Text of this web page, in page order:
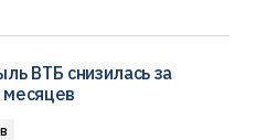
ВТБ снизилась за